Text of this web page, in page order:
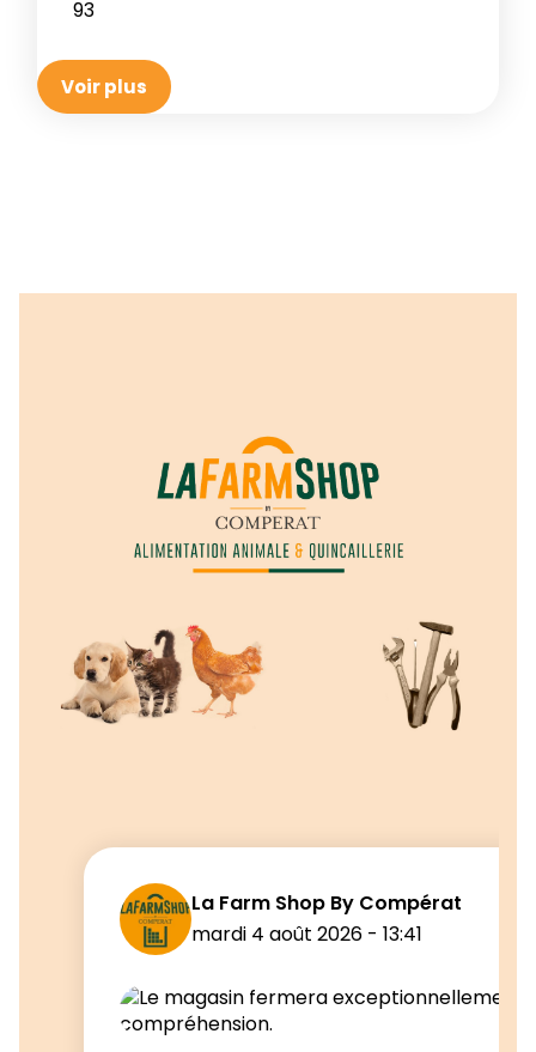
93
Voir plus
La Farm Shop By Compérat
mardi 4 août 2026 - 13:41